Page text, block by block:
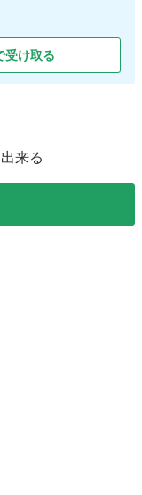
受け取る
来る